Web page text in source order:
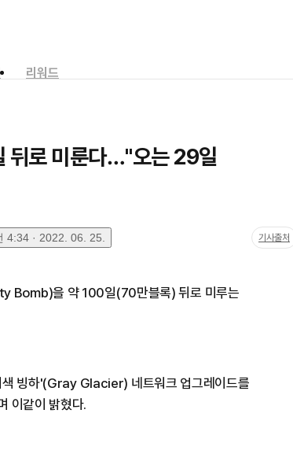
리워드
뒤로 미룬다…"오는 29일
4:34 · 2022. 06. 25. 기사출처
Bomb)을 약 100일(70만블록) 뒤로 미루는
빙하'(Gray Glacier) 네트워크 업그레이드를
이같이 밝혔다.